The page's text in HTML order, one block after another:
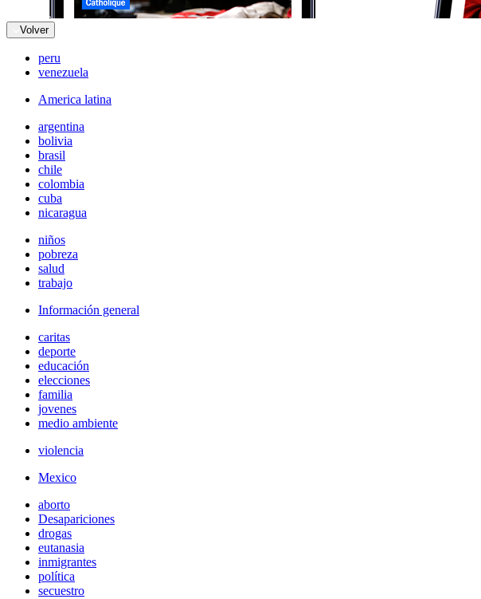
Volver
peru
venezuela
America latina
argentina
bolivia
brasil
chile
colombia
cuba
nicaragua
niños
pobreza
salud
trabajo
Información general
caritas
deporte
educación
elecciones
familia
jovenes
medio ambiente
violencia
Mexico
aborto
Desapariciones
drogas
eutanasia
inmigrantes
política
secuestro